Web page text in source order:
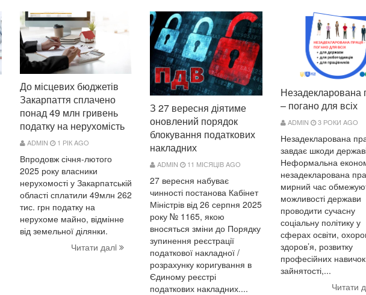
До місцевих бюджетів
Закарпаття сплачено
понад 49 млн гривень
податку на нерухомість
ADMIN 1 РІК AGO
Впродовж січня-лютого
2025 року власники
нерухомості у Закарпатській
області сплатили 49млн 262
тис. грн податку на
нерухоме майно, відмінне
від земельної ділянки.
Читати далi
З 27 вересня діятиме
оновлений порядок
блокування податкових
накладних
ADMIN 11 МІСЯЦІВ AGO
27 вересня набуває
чинності постанова Кабінет
Міністрів від 26 серпня 2025
року № 1165, якою
вносяться зміни до Порядку
зупинення реєстрації
податкової накладної /
розрахунку коригування в
Єдиному реєстрі
податкових накладних....
Незадекларована
– погано для всіх
ADMIN 3 РОКИ AGO
Незадекларована
завдає шкоди
Неформальна
незадекларована
мирний час
можливості держави
проводити сучасну
соціальну політику у
сферах освіти,
здоров’я, розвитку
професійних
зайнятості,...
Читати